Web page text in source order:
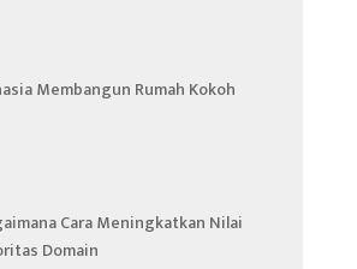
Membangun Rumah Kokoh
Cara Meningkatkan Nilai
Domain